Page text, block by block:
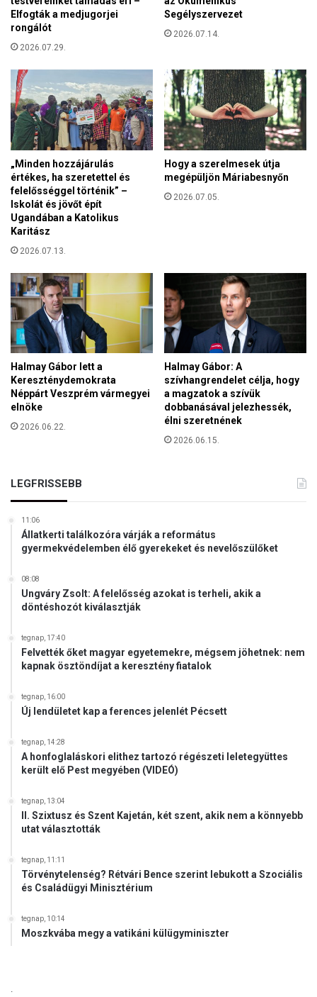
g
e
l
f
j
e
z
z
b
e
a
z
s
a
o
l
á
s
t
!
o
n
a
a
l
ő
v
i
l
á
g
n
a
k
s
r
o
k
o
n
a
a
z
I
s
t
e
Elfogták a medjugorjei
rongálót
2026.07.29.
Segélyszervezet
2026.07.14.
„Minden hozzájárulás
értékes, ha szeretettel és
felelősséggel történik” –
Iskolát és jövőt épít
Ugandában a Katolikus
Karitász
2026.07.13.
Hogy a szerelmesek útja
megépüljön Máriabesnyőn
2026.07.05.
Halmay Gábor lett a
Kereszténydemokrata
Néppárt Veszprém vármegyei
elnöke
2026.06.22.
Halmay Gábor: A
szívhangrendelet célja, hogy
a magzatok a szívük
dobbanásával jelezhessék,
élni szeretnének
2026.06.15.
LEGFRISSEBB
11:06
Állatkerti találkozóra várják a református
gyermekvédelemben élő gyerekeket és nevelőszülőket
08:08
Ungváry Zsolt: A felelősség azokat is terheli, akik a
döntéshozót kiválasztják
tegnap, 17:40
Felvették őket magyar egyetemekre, mégsem jöhetnek: nem
kapnak ösztöndíjat a keresztény fiatalok
tegnap, 16:00
Új lendületet kap a ferences jelenlét Pécsett
tegnap, 14:28
A honfoglaláskori elithez tartozó régészeti leletegyüttes
került elő Pest megyében (VIDEÓ)
tegnap, 13:04
II. Szixtusz és Szent Kajetán, két szent, akik nem a könnyebb
utat választották
tegnap, 11:11
Törvénytelenség? Rétvári Bence szerint lebukott a Szociális
és Családügyi Minisztérium
tegnap, 10:14
Moszkvába megy a vatikáni külügyminiszter